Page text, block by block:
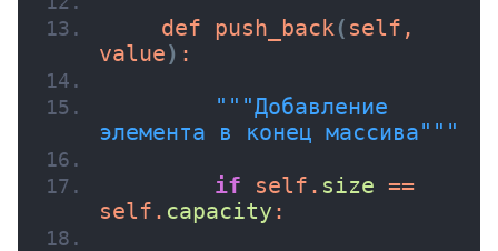
    def
push_back( self,
value) :
"" "Добавление
элемента в конец массива" ""
if self. size ==
self. capacity :